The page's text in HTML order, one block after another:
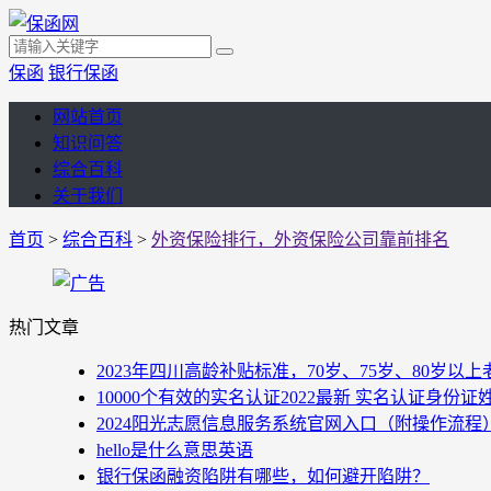
保函 银行保函
网站首页
知识问答
综合百科
关于我们
首页 > 综合百科 > 外资保险排行，外资保险公司靠前排名
热门文章
2023年四川高龄补贴标准，70岁、75岁、80岁以
10000个有效的实名认证2022最新 实名认证身份证
2024阳光志愿信息服务系统官网入口（附操作流程
hello是什么意思英语
银行保函融资陷阱有哪些，如何避开陷阱？